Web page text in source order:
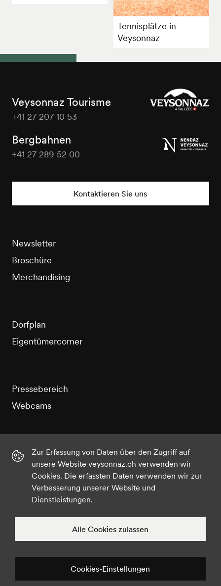
Tennisplätze in
Veysonnaz
Veysonnaz Tourisme
+41 27 207 10 53
Bergbahnen
+41 27 289 52 00
Kontaktieren Sie uns
Newsletter
Broschüre
Merchandising
Dorfplan
Eigentümercorner
Pressebereich
Webcams
Facebook Twitter
Zur Erfassung von Daten über den Zugriff auf
unsere Website veysonnaz.ch verwenden wir
Cookies. Die erfassten Daten verwenden wir zur
Verbesserung unserer Website und
Dienstleistungen.
Cookies-Einstellungen